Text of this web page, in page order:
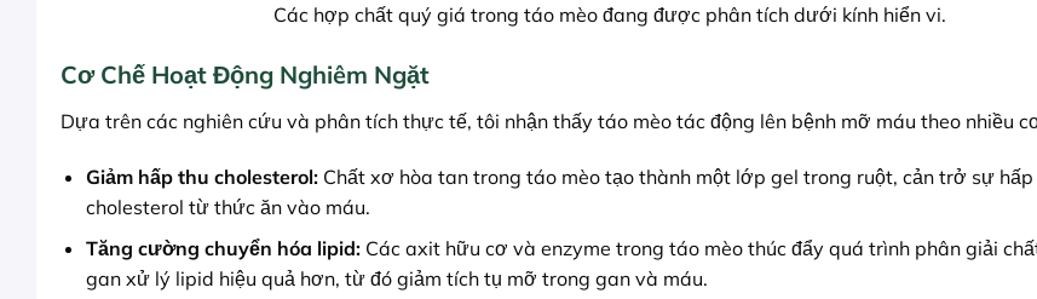
Các hợp chất quý giá trong táo mèo đang được phân tích dưới kính hiển vi.
Cơ Chế Hoạt Động Nghiêm Ngặt
Dựa trên các nghiên cứu và phân tích thực tế, tôi nhận thấy táo mèo tác động lên bệnh mỡ máu theo nhiều
Giảm hấp thu cholesterol:Chất xơ hòa tan trong táo mèo tạo thành một lớp gel trong ruột, cản trở sự hấp
cholesterol từ thức ăn vào máu.
Tăng cường chuyển hóa lipid:Các axit hữu cơ và enzyme trong táo mèo thúc đẩy quá trình phân giải
gan xử lý lipid hiệu quả hơn, từ đó giảm tích tụ mỡ trong gan và máu.